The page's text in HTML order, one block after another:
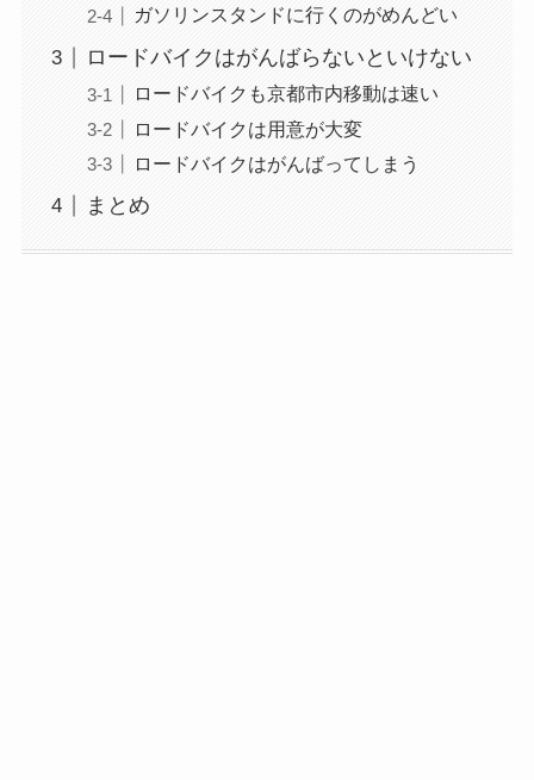
ガソリンスタンドに行くのがめんどい
ロードバイクはがんばらないといけない
ロードバイクも京都市内移動は速い
ロードバイクは用意が大変
ロードバイクはがんばってしまう
まとめ